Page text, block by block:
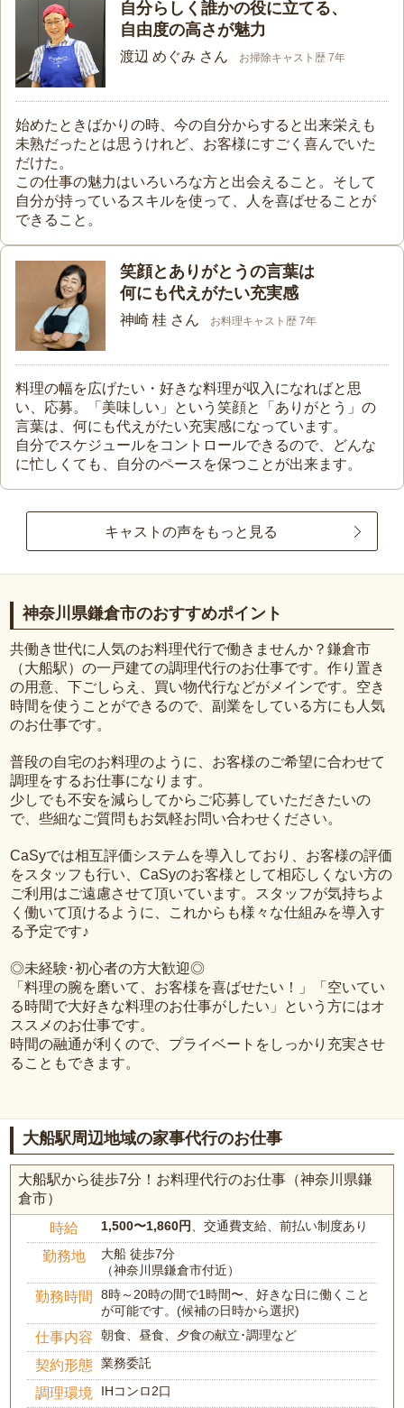
自分らしく誰かの役に立てる、
自由度の高さが魅力
渡辺 めぐみ さん お掃除キャスト歴 7年
始めたときばかりの時、今の自分からすると出来栄えも
未熟だったとは思うけれど、お客様にすごく喜んでいた
だけた。
この仕事の魅力はいろいろな方と出会えること。そして
自分が持っているスキルを使って、人を喜ばせることが
できること。
笑顔とありがとうの言葉は
何にも代えがたい充実感
神崎 桂 さん お料理キャスト歴 7年
料理の幅を広げたい・好きな料理が収入になればと思
い、応募。「美味しい」という笑顔と「ありがとう」の
言葉は、何にも代えがたい充実感になっています。
自分でスケジュールをコントロールできるので、どんな
に忙しくても、自分のペースを保つことが出来ます。
キャストの声をもっと見る
神奈川県鎌倉市のおすすめポイント
共働き世代に人気のお料理代行で働きませんか？鎌倉市
（大船駅）の一戸建ての調理代行のお仕事です。作り置き
の用意、下ごしらえ、買い物代行などがメインです。空き
時間を使うことができるので、副業をしている方にも人気
のお仕事です。
普段の自宅のお料理のように、お客様のご希望に合わせて
調理をするお仕事になります。
少しでも不安を減らしてからご応募していただきたいの
で、些細なご質問もお気軽お問い合わせください。
CaSyでは相互評価システムを導入しており、お客様の評価
をスタッフも行い、CaSyのお客様として相応しくない方の
ご利用はご遠慮させて頂いています。スタッフが気持ちよ
く働いて頂けるように、これからも様々な仕組みを導入す
る予定です♪
◎未経験･初心者の方大歓迎◎
「料理の腕を磨いて、お客様を喜ばせたい！」「空いてい
る時間で大好きな料理のお仕事がしたい」という方にはオ
ススメのお仕事です。
時間の融通が利くので、プライベートをしっかり充実させ
ることもできます。
大船駅周辺地域の家事代行のお仕事
大船駅から徒歩7分！お料理代行のお仕事（神奈川県鎌
倉市）
時給 1,500〜1,860円、交通費支給、前払い制度あり
勤務地
大船 徒歩7分
（神奈川県鎌倉市付近）
勤務時間
8時～20時の間で1時間〜、好きな日に働くこと
が可能です。(候補の日時から選択)
仕事内容 朝食、昼食、夕食の献立･調理など
契約形態 業務委託
調理環境 IHコンロ2口